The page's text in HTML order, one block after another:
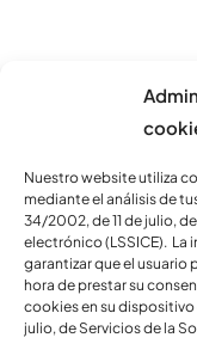
Nuestro website utiliza
mediante el análisis de
34/2002, de 11 de julio,
electrónico (LSSICE). La
garantizar que el usuario
hora de prestar su
cookies en su dispositivo
julio, de Servicios de la